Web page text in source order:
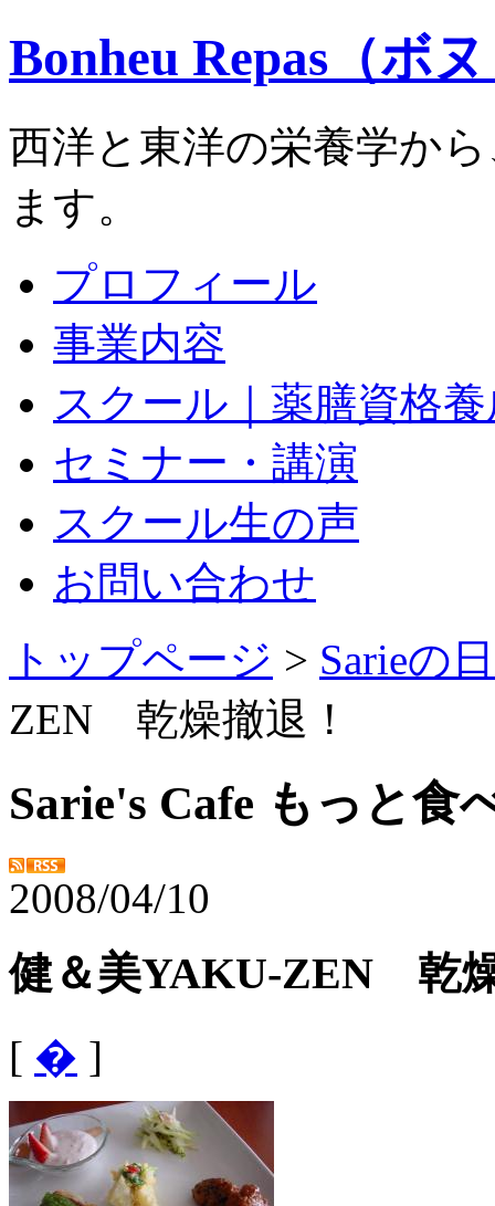
Bonheu Repas（ボ
西洋と東洋の栄養学か
ます。
プロフィール
事業内容
スクール｜薬膳資格
セミナー・講演
スクール生の声
お問い合わせ
トップページ > Sarieの
ZEN 乾燥撤退！
Sarie's Cafe もっと食
2008/04/10
健＆美YAKU-ZEN 乾
[ � ]